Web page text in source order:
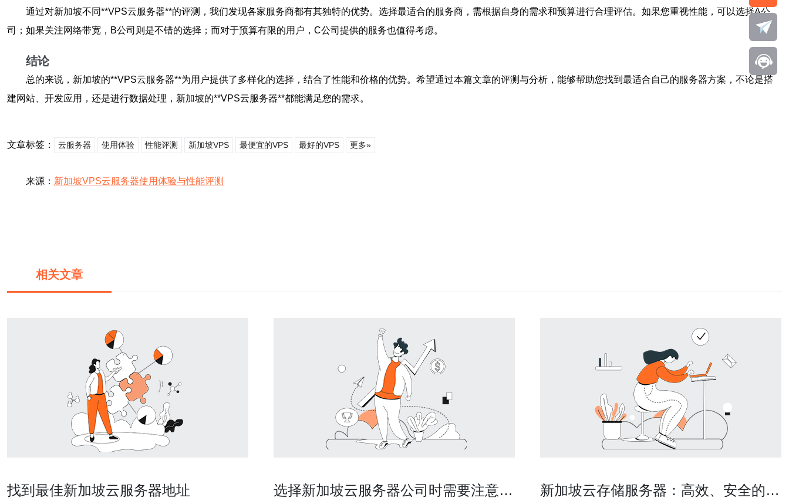
通过对新加坡不同**VPS云服务器**的评测，我们发现各家服务商都有其独特的优势。选择最适合的服务商，需根据自身的需求和预算进行合理评估。如果您重视性能，可以选择A公
司；如果关注网络带宽，B公司则是不错的选择；而对于预算有限的用户，C公司提供的服务也值得考虑。
结论
总的来说，新加坡的**VPS云服务器**为用户提供了多样化的选择，结合了性能和价格的优势。希望通过本篇文章的评测与分析，能够帮助您找到最适合自己的服务器方案，不论是搭
建网站、开发应用，还是进行数据处理，新加坡的**VPS云服务器**都能满足您的需求。
文章标签： 云服务器 使用体验 性能评测 新加坡VPS 最便宜的VPS 最好的VPS 更多»
来源： 新加坡VPS云服务器使用体验与性能评测
相关文章
找到最佳新加坡云服务器地址
选择新加坡云服务器公司时需要注意的
新加坡云存储服务器：高效、安全的数